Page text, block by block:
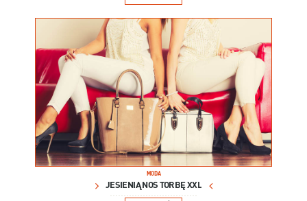
MODA
JESIENIĄ NOŚ TORBĘ XXL